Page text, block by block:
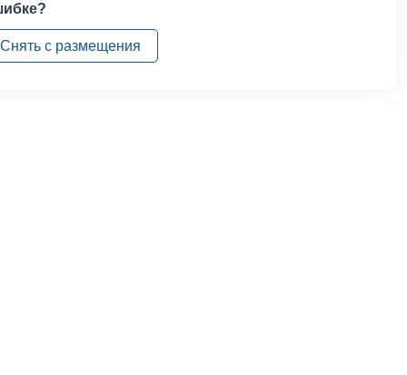
Снять с размещения